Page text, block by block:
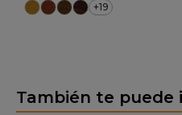
+19
También te puede